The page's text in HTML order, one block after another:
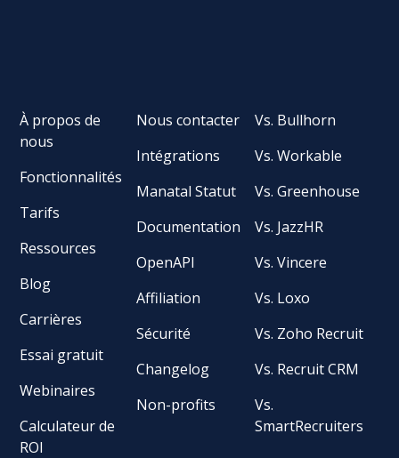
À propos de
nous
Fonctionnalités
Tarifs
Ressources
Blog
Carrières
Essai gratuit
Webinaires
Calculateur de
ROI
Nous contacter
Intégrations
Manatal Statut
Documentation
OpenAPI
Affiliation
Sécurité
Changelog
Non-profits
Vs. Bullhorn
Vs. Workable
Vs. Greenhouse
Vs. JazzHR
Vs. Vincere
Vs. Loxo
Vs. Zoho Recruit
Vs. Recruit CRM
Vs.
SmartRecruiters